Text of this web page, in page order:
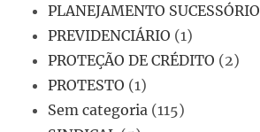
PLANEJAMENTO SUCESSÓRIO
PREVIDENCIÁRIO (1)
PROTEÇÃO DE CRÉDITO (2)
PROTESTO (1)
Sem categoria (115)